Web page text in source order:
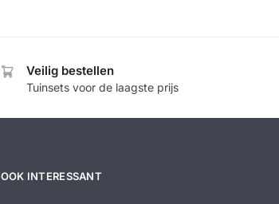
Veilig bestellen
Tuinsets voor de laagste prijs
OOK INTERESSANT